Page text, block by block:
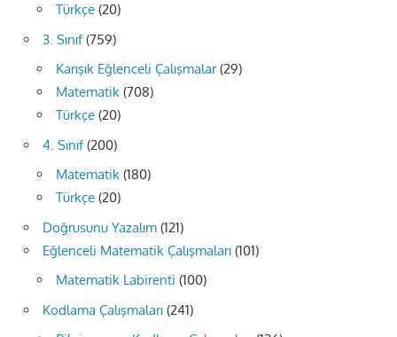
Türkçe (20)
3. Sınıf(759)
Karışık Eğlenceli Çalışmalar(29)
Matematik (708)
Türkçe (20)
4. Sınıf(200)
Matematik (180)
Türkçe (20)
Doğrusunu Yazalım (121)
Eğlenceli Matematik Çalışmaları (101)
Matematik Labirenti (100)
Kodlama Çalışmaları (241)